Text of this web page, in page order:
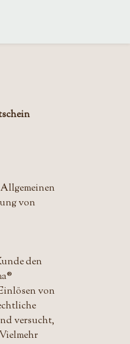
von
den
von
versucht,